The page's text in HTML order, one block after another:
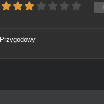
Przygodowy